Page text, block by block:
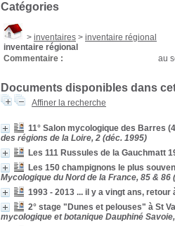
Catégories
> inventaires > inventaire régional
inventaire régional
Commentaire :
au
Documents disponibles dans
Affiner la recherche
11° Salon mycologique des Barres
des régions de la Loire, 2 (déc. 1995)
Les 111 Russules de la Gauchmatt
Les 150 champignons le plus
Mycologique du Nord de la France, 85 & 86
1993 - 2013 ... il y a vingt ans, retour
2° stage "Dunes et pelouses" à St
mycologique et botanique Dauphiné